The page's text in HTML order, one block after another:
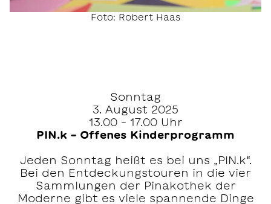
Foto: Robert Haas
Sonntag
3. August 2025
13.00 – 17.00 Uhr
PIN.k – Offenes Kinderprogramm
Jeden Sonntag heißt es bei uns „PIN.k“.
Bei den Entdeckungstouren in die vier
Sammlungen der Pinakothek der
Moderne gibt es viele spannende Dinge